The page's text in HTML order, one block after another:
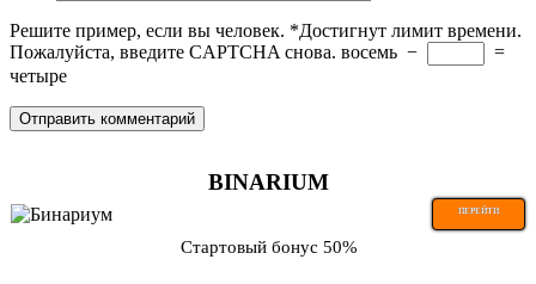
Решите пример, если вы человек. *Достигнут лимит времени.
Пожалуйста, введите CAPTCHA снова. восемь −
=
четыре
BINARIUM
ПЕРЕЙТИ
Стартовый бонус 50%